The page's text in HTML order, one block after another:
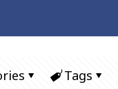
Tags